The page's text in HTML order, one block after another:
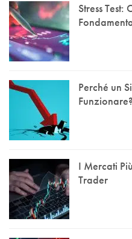
Stress Test:
Perché un
Funzionare?
I Mercati
Trader